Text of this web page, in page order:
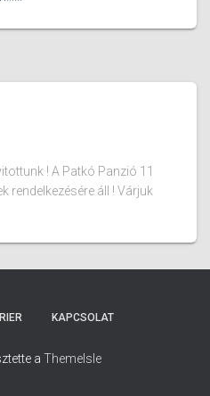
! A Patkó Panzió 11
rendelkezésére áll ! Várjuk
KAPCSOLAT
a ThemeIsle